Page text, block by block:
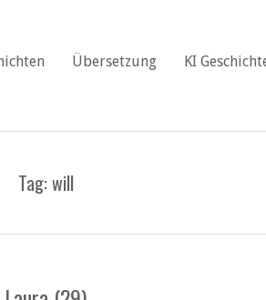
Übersetzung KI
Tag: will